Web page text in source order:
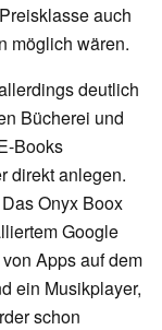
auch
möglich wären.
deutlich
Bücherei und
Books
direkt anlegen.
Onyx Boox
Google
Apps auf dem
ein Musikplayer,
schon